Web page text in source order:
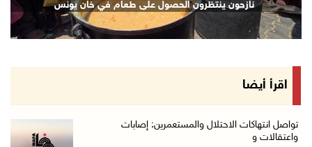
07/آب/2026 08:24 م
مستعمرون يهاجمون قرية أبو نجيم ويصيبون مواطني ...
مستعمرون يهاجمون مساكن المواطنين في خربة الحم ...
بعد تجديد منع زيارات المعتقلين: أبو الحمص يدع ...
تكريم متفوقين بالثانوية العامة في خان يونس
اقرأ أيضا
تواصل انتهاكات الاحتلال والمستعمرين: إصابات
واعتقالات و